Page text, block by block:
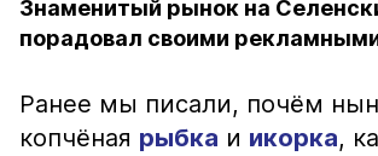
Знаменитый рынок на
порадовал своими
Ранее мы писали, почём
копчёная рыбка и икорка,